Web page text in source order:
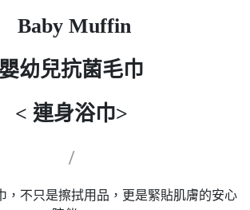
Baby Muffin
嬰幼兒抗菌毛巾
< 連身浴巾>
/
，不只是擦拭用品，更是緊貼肌膚的安心